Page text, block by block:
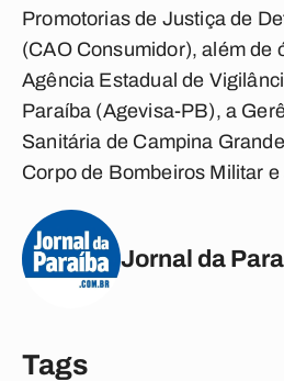
Promotorias de Justiça de
(CAO Consumidor), além de
Agência Estadual de
Paraíba (Agevisa-PB), a
Sanitária de Campina
Corpo de Bombeiros Militar e
Jornal da
Tags